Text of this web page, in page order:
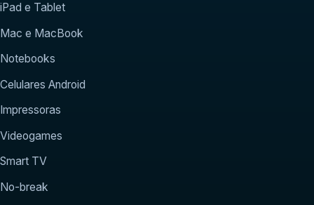
iPad e Tablet
Mac e MacBook
Notebooks
Celulares Android
Impressoras
Videogames
Smart TV
No-break